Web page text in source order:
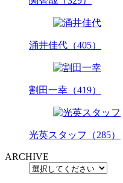
涌井佳代（405）
割田一幸（419）
光英スタッフ（285）
ARCHIVE